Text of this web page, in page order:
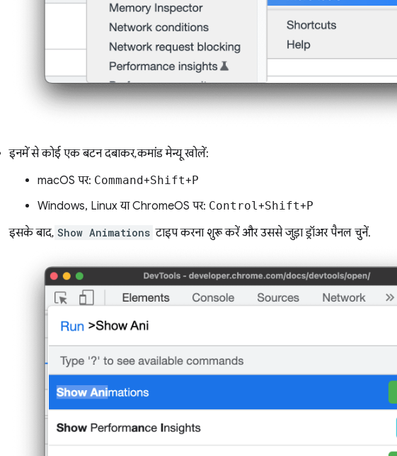
इनमें से कोई एक बटन दबाकर, कमांड मेन्यू खोलें:
macOS पर: Command+Shift+P
Windows, Linux या ChromeOS पर: Control +Shift+P
इसके बाद, Show Animations टाइप करना शुरू करें और उससे जुड़ा ड्रॉअर पैनल चुनें.